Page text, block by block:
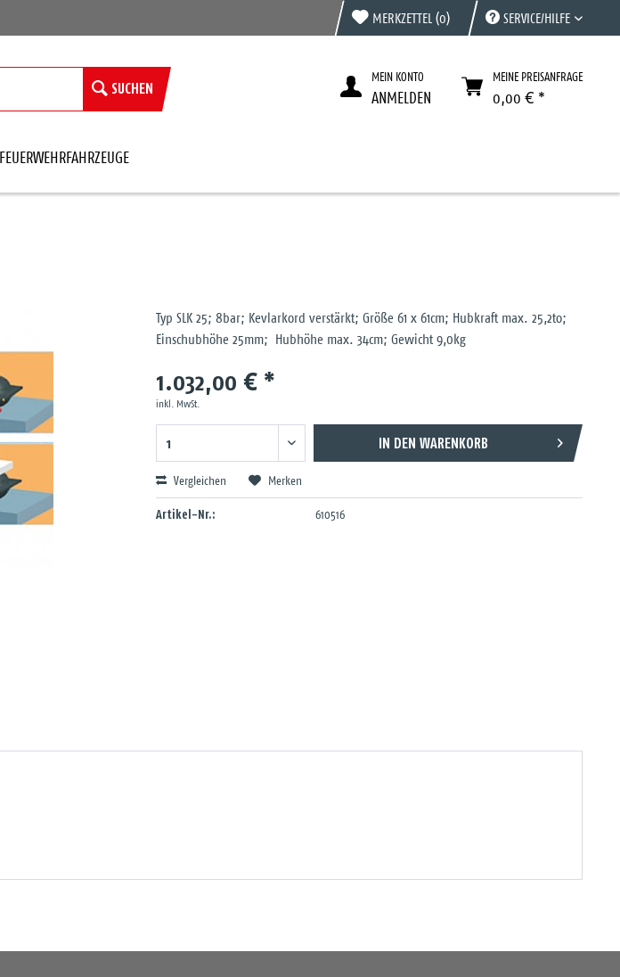
MERKZETTEL (0) SERVICE/HILFE
SUCHEN
MEIN KONTO
ANMELDEN
MEINE PREISANFRAGE
0,00 € *
FEUERWEHRFAHRZEUGE
Typ SLK 25; 8bar; Kevlarkord verstärkt; Größe 61 x 61cm; Hubkraft max. 25,2to;
Einschubhöhe 25mm; Hubhöhe max. 34cm; Gewicht 9,0kg
1.032,00 € *
inkl. MwSt.
IN DEN WARENKORB
Vergleichen Merken
Artikel-Nr.: 610516